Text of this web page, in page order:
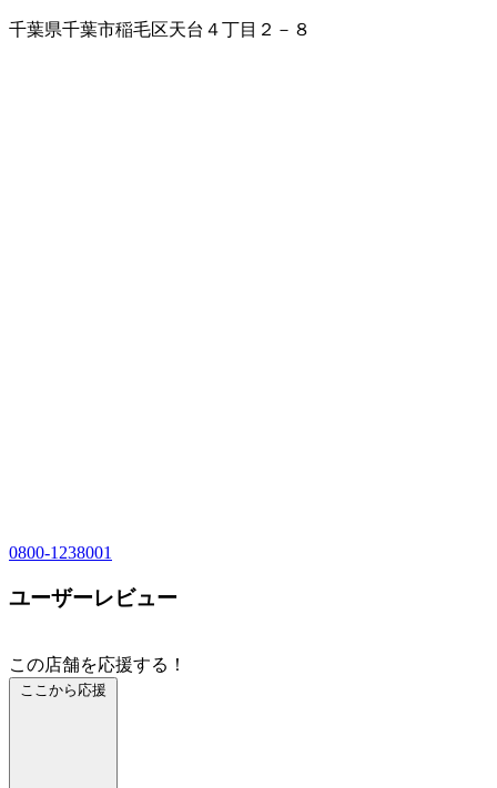
千葉県千葉市稲毛区天台４丁目２－８
0800-1238001
ユーザーレビュー
この店舗を応援する！
ここから応援